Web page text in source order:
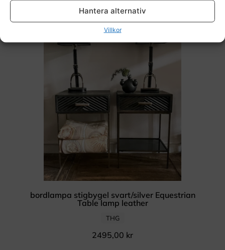
Hantera alternativ
Villkor
bordlampa stigbygel svart/silver Equestrian
Table lamp leather
THG
2495,00 kr